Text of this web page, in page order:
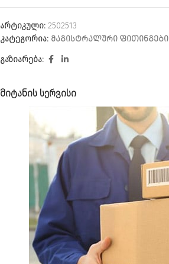
არტიკული: 2502513
კატეგორია: ᲛᲐᲒᲘᲡᲢᲠᲐᲚᲣᲠᲘ ᲤᲘᲗᲘᲜᲒᲔᲑᲘ
გაზიარება:
მიტანის სერვისი